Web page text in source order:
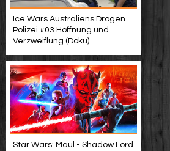
Ice Wars Australiens Drogen
Polizei #03 Hoffnung und
Verzweiflung (Doku)
Star Wars: Maul - Shadow Lord